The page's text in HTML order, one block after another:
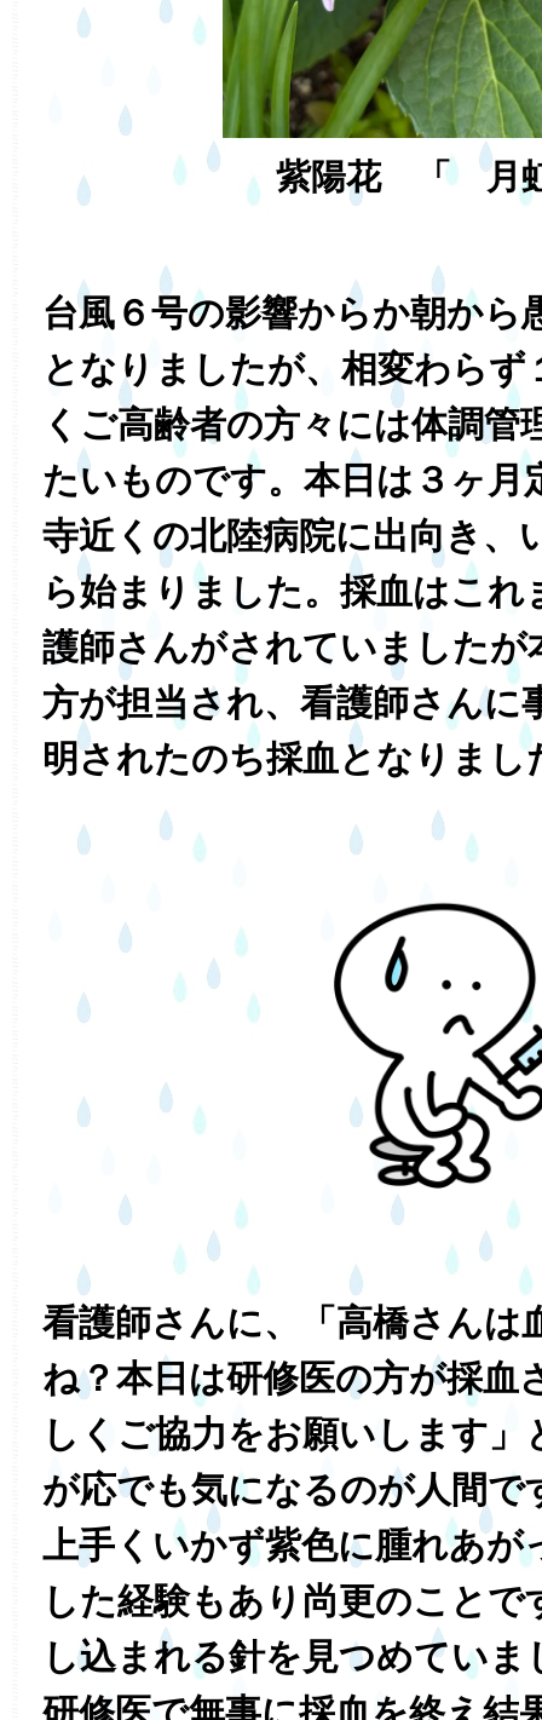
紫陽花 「 月
台風６号の影響からか朝から
となりましたが、相変わらず
くご高齢者の方々には体調管
たいものです。本日は３ヶ月
寺近くの北陸病院に出向き、
ら始まりました。採血はこ
護師さんがされていましたが
方が担当され、看護師さんに
明されたのち採血となりまし
看護師さんに、「高橋さんは
ね？本日は研修医の方が採血
しくご協力をお願いします
が応でも気になるのが人間で
上手くいかず紫色に腫れあが
した経験もあり尚更のこと
し込まれる針を見つめてい